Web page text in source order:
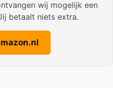
wij mogelijk een
betaalt niets extra.